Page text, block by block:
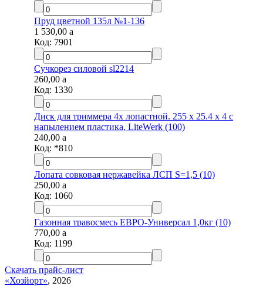
Пруд цветной 135л №1-136
1 530,00a
Код:7901
Сучкорез силовой sl2214
260,00a
Код:1330
Диск для триммера 4х лопастной. 255 х 25.4 х 4 с
напылением пластика, LiteWerk (100)
240,00a
Код:*810
Лопата совковая нержавейка ЛСП S=1,5 (10)
250,00a
Код:1060
Газонная травосмесь ЕВРО-Универсал 1,0кг (10)
770,00a
Код:1199
Скачать прайс-лист
«Хозйорт», 2026